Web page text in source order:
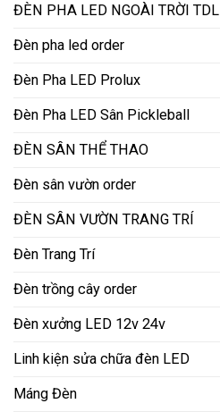
ĐÈN PHA LED NGOÀI TRỜI TDL
Đèn pha led order
Đèn Pha LED Prolux
Đèn Pha LED Sân Pickleball
ĐÈN SÂN THỂ THAO
Đèn sân vườn order
ĐÈN SÂN VƯỜN TRANG TRÍ
Đèn Trang Trí
Đèn trồng cây order
Đèn xưởng LED 12v 24v
Linh kiện sửa chữa đèn LED
Máng Đèn